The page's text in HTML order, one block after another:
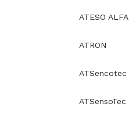
ATESO ALFA
ATRON
ATSencotec
ATSensoTec